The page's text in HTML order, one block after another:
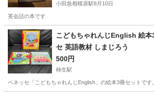
小田急相模原駅8月10日
英会話の本です
神奈川 相模原市 小田急相模原駅 語学、辞書
こどもちゃれんじEnglish 絵本
セ 英語教材 しまじろう
500円
柿生駅
ベネッセ「こどもちゃれんじEnglish」の絵本3冊セットで